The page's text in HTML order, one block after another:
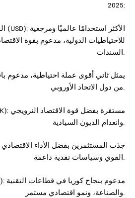
2025:
(USD): الأكثر استخدامًا عالميًا ومرجعية
للاحتياطيات الدولية، مدعوم بقوة
السندات.
من دول الاتحاد الأوروبي.
وانعدام الديون السيادية.
القوي وسياسات نقدية داعمة.
والصناعة، ونمو اقتصادي مستمر.